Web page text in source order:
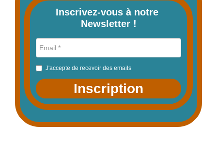
Inscrivez-vous à notre
Newsletter !
J'accepte de recevoir des emails
Inscription